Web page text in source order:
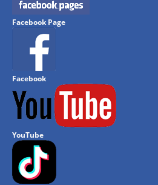
Facebook Page
Facebook
YouTube